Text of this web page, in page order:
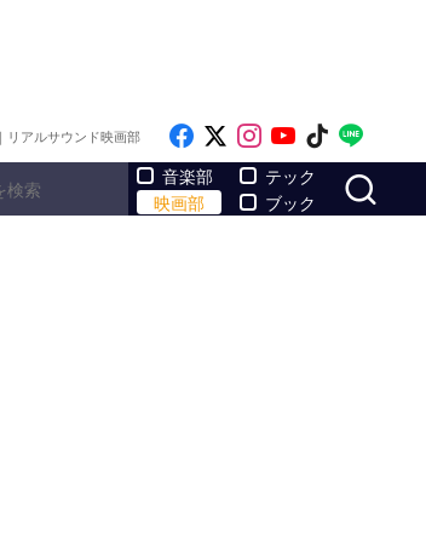
リアルサウンド映画部 Like on Facebook
Follow on x
Follow on
Follow on
Follow
音楽部
映画部
テック
ブック